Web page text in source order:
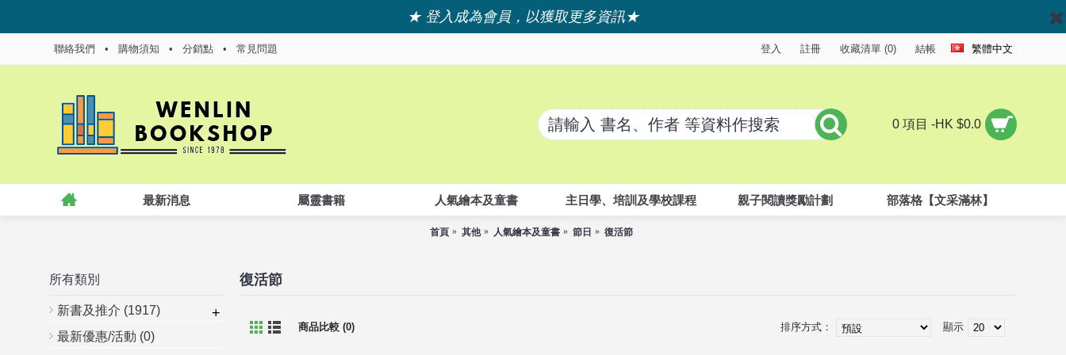
★ 登入成為會員，以獲取更多資訊★
聯絡我們 • 購物須知 • 分銷點 • 常見問題 登入 註冊 收藏清單 (0) 結帳 繁體中文
0 項目 -HK $0.0
最新消息 屬靈書籍 人氣繪本及童書 主日學、培訓及學校課程 親子閱讀獎勵計劃 部落格【文采滿林】
首頁 其他 人氣繪本及童書 節日 復活節
所有類別
新書及推介 (1917) +
最新優惠/活動 (0)
復活節
商品比較 (0) 顯示
排序方式：